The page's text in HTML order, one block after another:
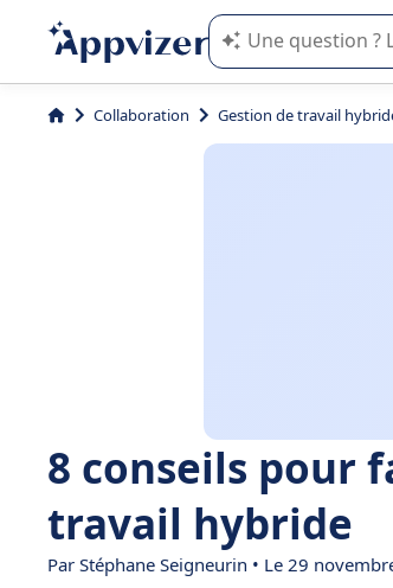
L'IA de Appvizer
Collaboration Gestion de travail
8 conseils pour
travail hybride
Par Stéphane Seigneurin • Le 29